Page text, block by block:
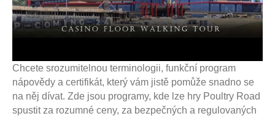
Chcete srozumitelnou terminologii, funkční program
nápovědy a certifikát, který vám jistě pomůže snadno se
na něj dívat. Zde jsou programy, kde lze hry Poultry Road
spustit za rozumné ceny, za bezpečných a regulovaných